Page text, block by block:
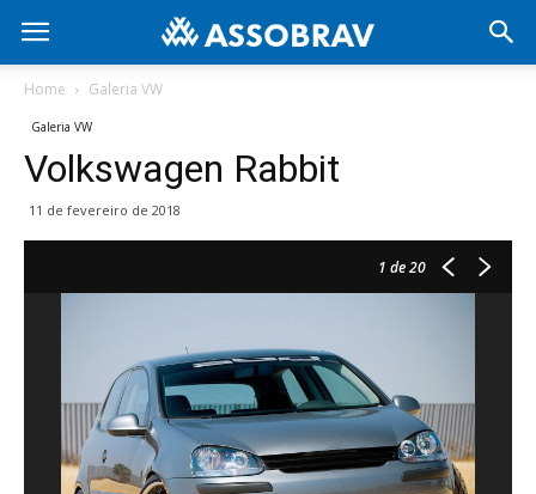
Home Galeria VW
Galeria VW
Volkswagen Rabbit
11 de fevereiro de 2018
1 de 20